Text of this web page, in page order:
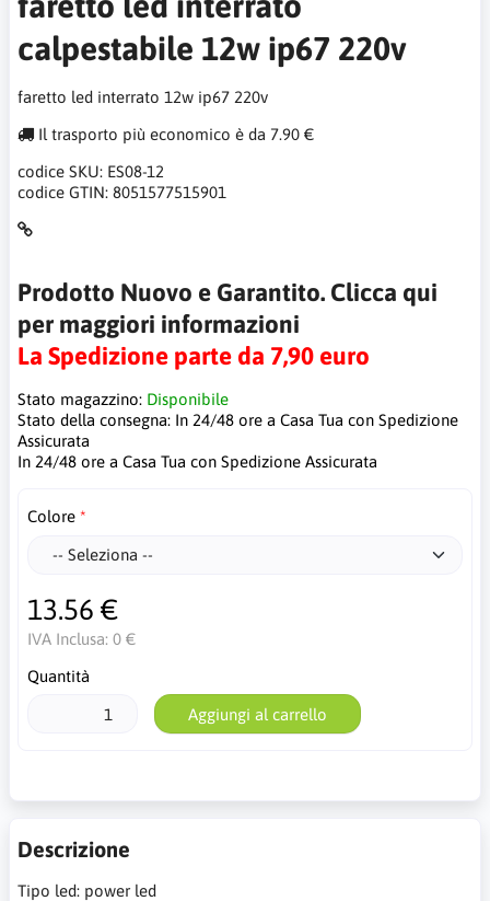
calpestabile 12w ip67 220v
faretto led interrato 12w ip67 220v
Il trasporto più economico è da 7.90 €
codice SKU: ES08-12
codice GTIN: 8051577515901
Prodotto Nuovo e Garantito. Clicca qui
per maggiori informazioni
La Spedizione parte da 7,90 euro
Stato magazzino: Disponibile
Stato della consegna: In 24/48 ore a Casa Tua con Spedizione
Assicurata
In 24/48 ore a Casa Tua con Spedizione Assicurata
Colore
13.56 €
IVA Inclusa: 0 €
Quantità
Aggiungi al carrello
Descrizione
Tipo led: power led